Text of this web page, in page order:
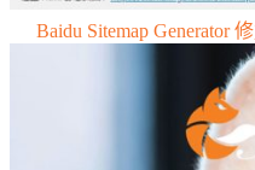
Baidu Sitemap Generator